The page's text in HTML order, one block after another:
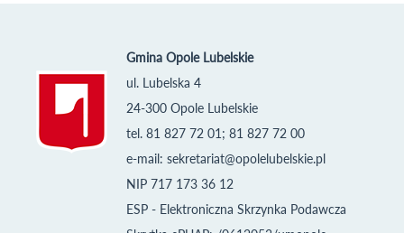
Gmina Opole Lubelskie
ul. Lubelska 4
24-300 Opole Lubelskie
tel. 81 827 72 01; 81 827 72 00
e-mail: sekretariat@opolelubelskie.pl
NIP 717 173 36 12
ESP - Elektroniczna Skrzynka Podawcza